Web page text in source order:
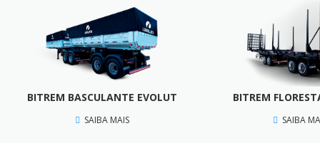
BITREM BASCULANTE EVOLUT
SAIBA MAIS
BITREM
SAIBA